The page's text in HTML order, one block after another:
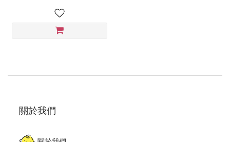
關於我們